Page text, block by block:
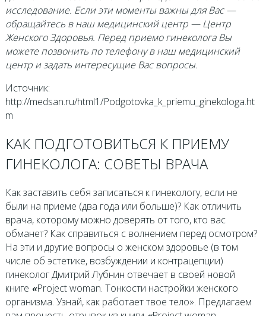
исследование. Если эти моменты важны для Вас —
обращайтесь в наш медицинский центр — Центр
Женского Здоровья. Перед приемо гинеколога Вы
можете позвонить по телефону в наш медицинский
центр и задать интересущие Вас вопросы.
Источник:
http://medsan.ru/html1/Podgotovka_k_priemu_ginekologa.ht
m
КАК ПОДГОТОВИТЬСЯ К ПРИЕМУ
ГИНЕКОЛОГА: СОВЕТЫ ВРАЧА
Как заставить себя записаться к гинекологу, если не
были на приеме (два года или больше)? Как отличить
врача, которому можно доверять от того, кто вас
обманет? Как справиться с волнением перед осмотром?
На эти и другие вопросы о женском здоровье (в том
числе об эстетике, возбуждении и контрацепции)
гинеколог Дмитрий Лубнин отвечает в своей новой
книге «Project woman. Тонкости настройки женского
организма. Узнай, как работает твое тело». Предлагаем